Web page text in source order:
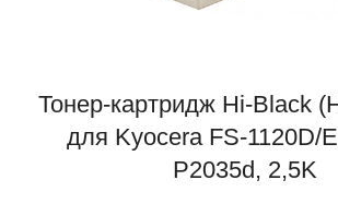
Тонер-картридж Hi-Black
для Kyocera FS-1120D/
P2035d, 2,5K